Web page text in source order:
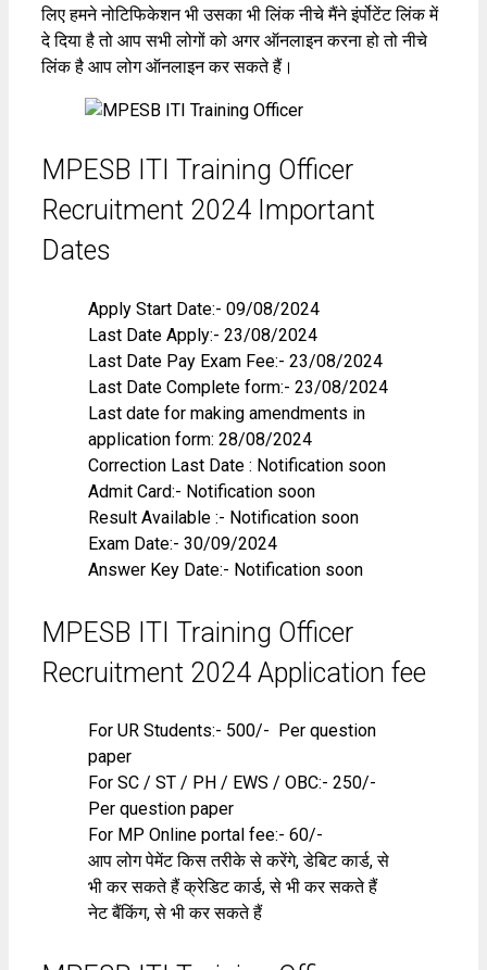
लिए हमने नोटिफिकेशन भी उसका भी लिंक नीचे मैंने इंर्पोटेंट लिंक में
दे दिया है तो आप सभी लोगों को अगर ऑनलाइन करना हो तो नीचे
लिंक है आप लोग ऑनलाइन कर सकते हैं।
MPESB ITI Training Officer
Recruitment 2024 Important
Dates
Apply Start Date:- 09/08/2024
Last Date Apply:- 23/08/2024
Last Date Pay Exam Fee:- 23/08/2024
Last Date Complete form:- 23/08/2024
Last date for making amendments in
application form: 28/08/2024
Correction Last Date : Notification soon
Admit Card:- Notification soon
Result Available :- Notification soon
Exam Date:- 30/09/2024
Answer Key Date:- Notification soon
MPESB ITI Training Officer
Recruitment 2024 Application fee
For UR Students:- 500/- ₹ Per question
paper
For SC / ST / PH / EWS / OBC:- 250/- ₹
Per question paper
For MP Online portal fee:- 60/- ₹
आप लोग पेमेंट किस तरीके से करेंगे, डेबिट कार्ड, से
भी कर सकते हैं क्रेडिट कार्ड, से भी कर सकते हैं
नेट बैंकिंग, से भी कर सकते हैं